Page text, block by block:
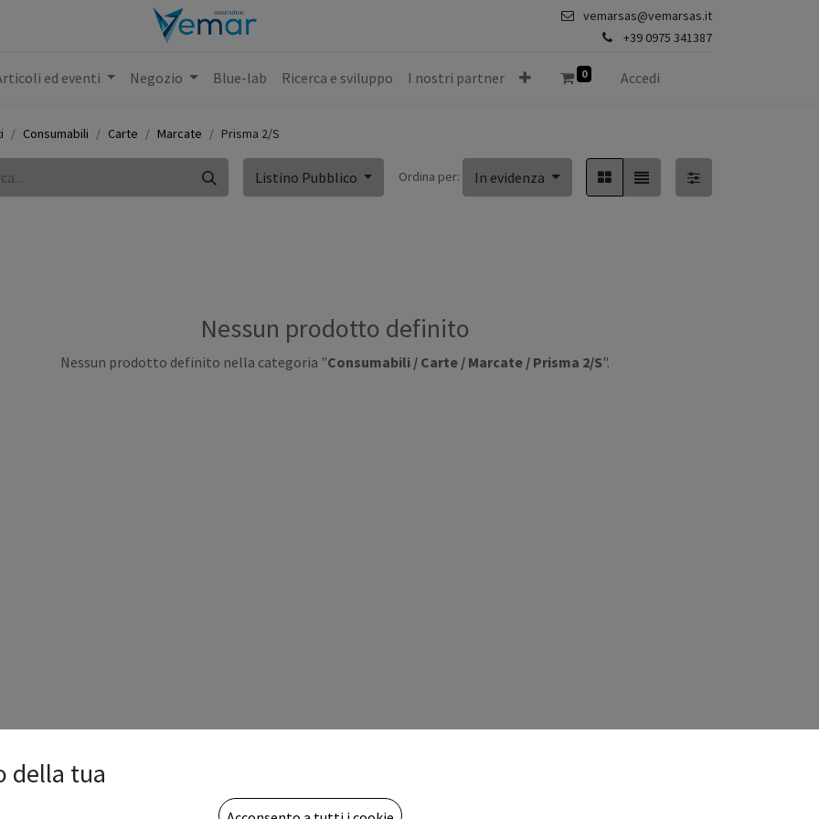
vemarsas@vemarsas.it
+39 0975 341387
ed eventi Negozio Blue-lab Ricerca e sviluppo I nostri partner 0 Accedi
Consumabili Carte Marcate Prisma 2/S
Listino Pubblico Ordina per: In evidenza
Nessun prodotto definito
Nessun prodotto definito nella categoria "Consumabili / Carte / Marcate / Prisma 2/S".
della tua